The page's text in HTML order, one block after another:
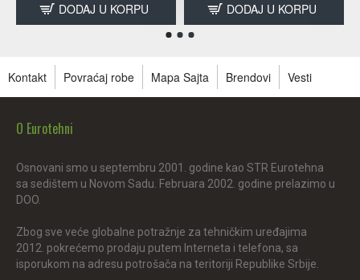
DODAJ U KORPU DODAJ U KORPU
Kontakt Povraćaj robe Mapa Sajta Brendovi Vesti
O Eurotehni
Osnovani smo u septembru 2001. godine kao STR Eurotehna
sa sedištem u Novom Sadu. Februara 2002. godine prelazimo u
DOO.
Zbog sve veće globalne potražnje za tehničkim uređajima
2012. pokrećemo prodaju putem Interneta i telefona, sa
isporukom na adresu potrošača na teritoriji Republike Srbije.